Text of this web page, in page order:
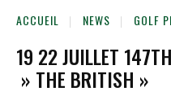
ACCUEIL NEWS GOLF
19 22 JUILLET
» THE BRITISH »